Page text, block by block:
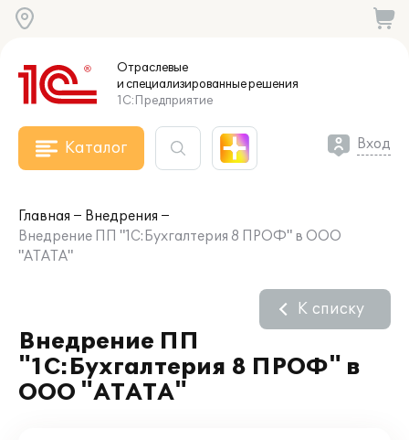
Отраслевые
и специализированныерешения
1С:Предприятие
Каталог Вход
Главная
Внедрения
Внедрение ПП "1С:Бухгалтерия 8 ПРОФ" в ООО
"АТАТА"
Внедрение ПП
"1С:Бухгалтерия 8 ПРОФ" в
ООО "АТАТА"
К списку